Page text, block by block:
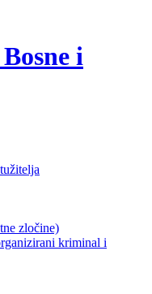
i
zločine)
kriminal i